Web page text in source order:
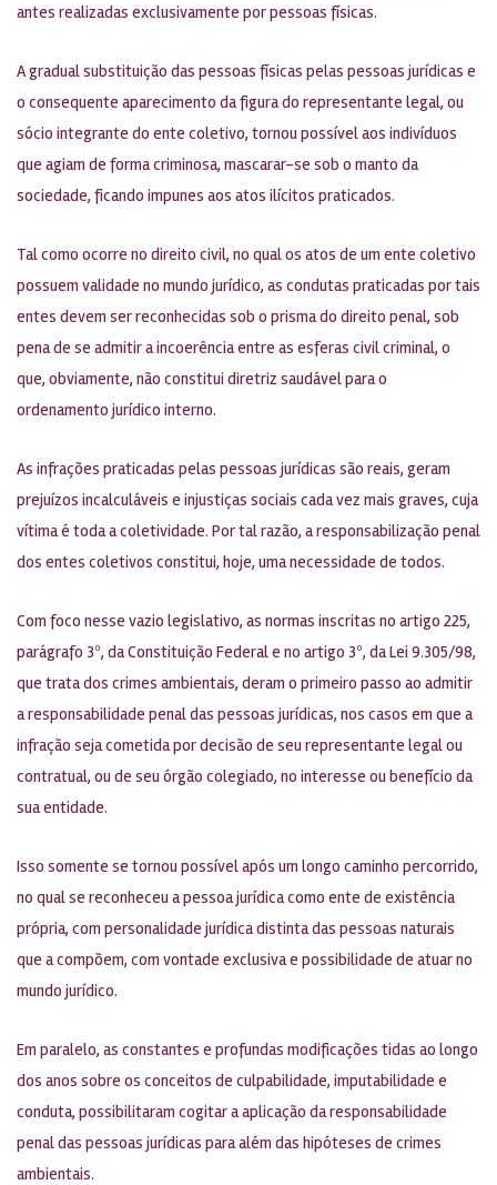
antes realizadas exclusivamente por pessoas físicas.
A gradual substituição das pessoas físicas pelas pessoas jurídicas e
o consequente aparecimento da figura do representante legal, ou
sócio integrante do ente coletivo, tornou possível aos indivíduos
que agiam de forma criminosa, mascarar-se sob o manto da
sociedade, ficando impunes aos atos ilícitos praticados.
Tal como ocorre no direito civil, no qual os atos de um ente coletivo
possuem validade no mundo jurídico, as condutas praticadas por tais
entes devem ser reconhecidas sob o prisma do direito penal, sob
pena de se admitir a incoerência entre as esferas civil criminal, o
que, obviamente, não constitui diretriz saudável para o
ordenamento jurídico interno.
As infrações praticadas pelas pessoas jurídicas são reais, geram
prejuízos incalculáveis e injustiças sociais cada vez mais graves, cuja
vítima é toda a coletividade. Por tal razão, a responsabilização penal
dos entes coletivos constitui, hoje, uma necessidade de todos.
Com foco nesse vazio legislativo, as normas inscritas no artigo 225,
parágrafo 3º, da Constituição Federal e no artigo 3º, da Lei 9.305/98,
que trata dos crimes ambientais, deram o primeiro passo ao admitir
a responsabilidade penal das pessoas jurídicas, nos casos em que a
infração seja cometida por decisão de seu representante legal ou
contratual, ou de seu órgão colegiado, no interesse ou benefício da
sua entidade.
Isso somente se tornou possível após um longo caminho percorrido,
no qual se reconheceu a pessoa jurídica como ente de existência
própria, com personalidade jurídica distinta das pessoas naturais
que a compõem, com vontade exclusiva e possibilidade de atuar no
mundo jurídico.
Em paralelo, as constantes e profundas modificações tidas ao longo
dos anos sobre os conceitos de culpabilidade, imputabilidade e
conduta, possibilitaram cogitar a aplicação da responsabilidade
penal das pessoas jurídicas para além das hipóteses de crimes
ambientais.